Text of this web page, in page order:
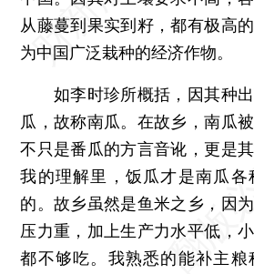
从藤蔓到果实到籽，都有极高
为中国广泛栽种的经济作物。
如李时珍所概括，因其种出
瓜，故称南瓜。在故乡，南瓜
不只是番瓜的方言音讹，更是
我的理解里，饭瓜才是南瓜各
的。故乡虽然是鱼米之乡，因
压力重，加上生产力水平低，
都不够吃。我熟悉的能补主